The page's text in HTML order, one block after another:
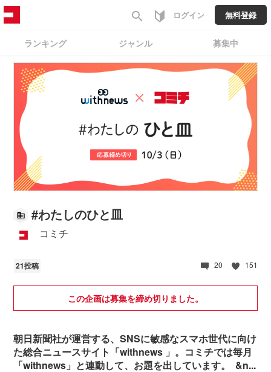
search ログイン 無料登録
ランキング ジャンル 募集中
#わたしのひと皿
コミチ
21投稿 20 151
この企画は募集を締め切りました。
朝日新聞社が運営する、SNSに敏感なスマホ世代に向け
た総合ニュースサイト「withnews 」。コミチでは毎月
「withnews」と連動して、お題を出しています。 &n...